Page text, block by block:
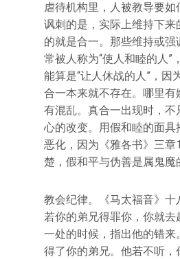
虐待机构里，人被教导要如
讽刺的是，实际上维持下来
的就是合一。那些维持或强
常被人称为“使人和睦的人”
能算是“让人休战的人”，因
合一本来就不存在。哪里有
有混乱。真合一出现时，不
心的改变。用假和睦的面具
恶化，因为《雅各书》三
楚，假和平与伪善是属鬼魔
教会纪律。《马太福音》十
若你的弟兄得罪你，你就去
一处的时候，指出他的错来
得了你的弟兄。他若不听，